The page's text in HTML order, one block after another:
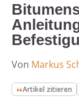
Von Markus
Artikel zitieren